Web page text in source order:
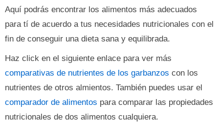
Aquí podrás encontrar los alimentos más adecuados
para tí de acuerdo a tus necesidades nutricionales con el
fin de conseguir una dieta sana y equilibrada.
Haz click en el siguiente enlace para ver más
comparativas de nutrientes de los garbanzos con los
nutrientes de otros almientos. También puedes usar el
comparador de alimentos para comparar las propiedades
nutricionales de dos alimentos cualquiera.